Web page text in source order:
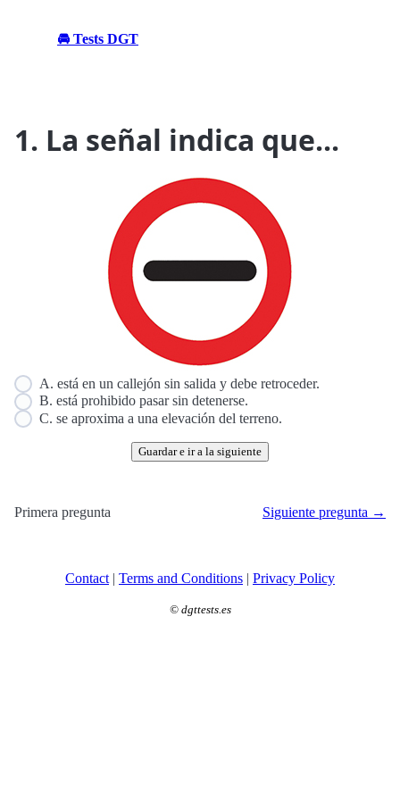
🚘 Tests DGT
1. La señal indica que...
A. está en un callejón sin salida y debe retroceder.
B. está prohibido pasar sin detenerse.
C. se aproxima a una elevación del terreno.
Guardar e ir a la siguiente
Primera pregunta Siguiente pregunta →
Contact | Terms and Conditions | Privacy Policy
© dgttests.es